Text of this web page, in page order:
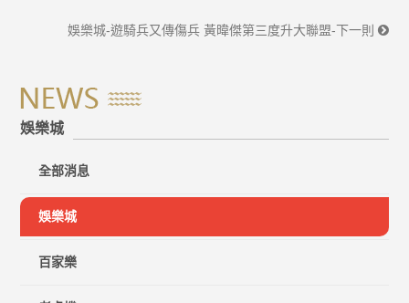
娛樂城-遊騎兵又傳傷兵 黃暐傑第三度升大聯盟-下一則
娛樂城
全部消息
娛樂城
百家樂